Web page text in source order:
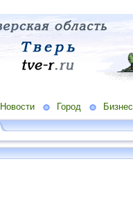
Новости Город Бизнес